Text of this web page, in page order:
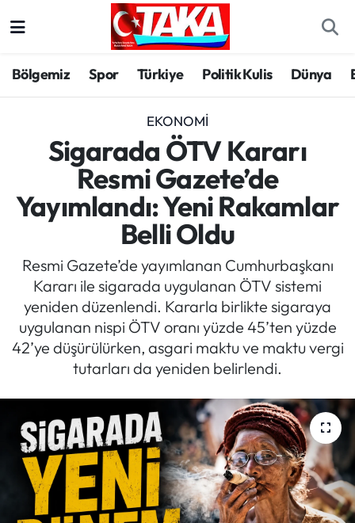
Bölgemiz Spor Türkiye Politik Kulis Dünya
EKONOMI
Sigarada ÖTV Kararı
Resmi Gazete’de
Yayımlandı: Yeni Rakamlar
Belli Oldu
Resmi Gazete’de yayımlanan Cumhurbaşkanı
Kararı ile sigarada uygulanan ÖTV sistemi
yeniden düzenlendi. Kararla birlikte sigaraya
uygulanan nispi ÖTV oranı yüzde 45’ten yüzde
42’ye düşürülürken, asgari maktu ve maktu vergi
tutarları da yeniden belirlendi.
Spor
Türkiye
Kültür/Sanat
Politika
Politik Kulis
Dünya
Magazin
Röportaj
Manşet
Köşe Yazıları
Trabzon Hava Durumu
Trabzon Trafik Yoğunluk Haritası
Süper Lig Puan Durumu ve Fikstür
Tüm Manşetler
Son Dakika Haberleri
Haber Arşivi